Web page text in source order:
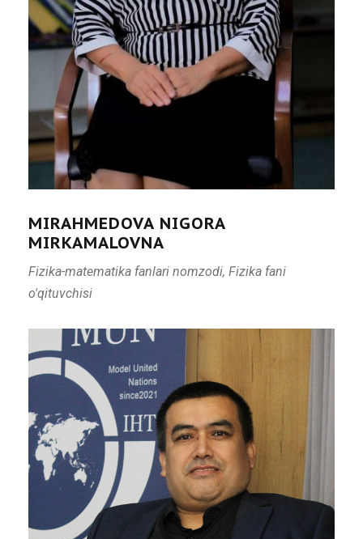
MIRAHMEDOVA NIGORA
MIRKAMALOVNA
Fizika-matematika fanlari nomzodi, Fizika fani
o'qituvchisi